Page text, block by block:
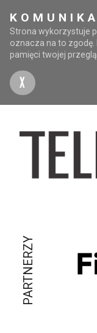
Strona wykorzystuje
oznacza na to
pamięci twojej
X
PARTNERZY